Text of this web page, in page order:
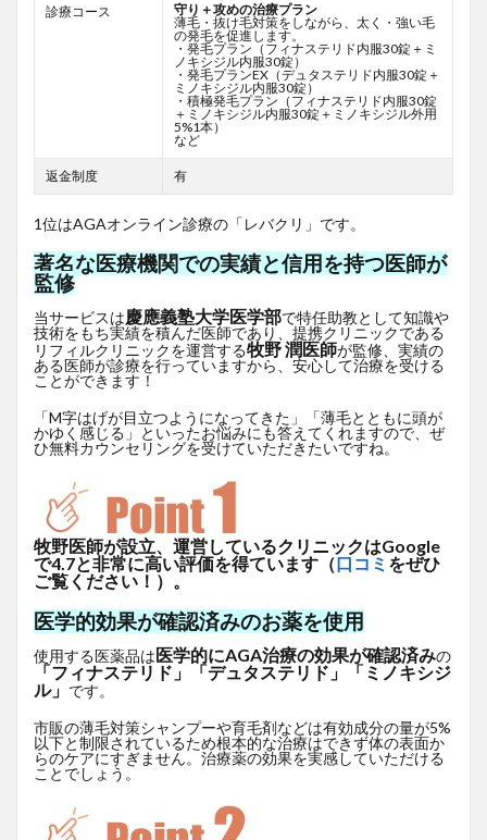
診療コース
守り＋攻めの治療プラン
薄毛・抜け毛対策をしながら、太く・強い毛
の発毛を促進します。
・発毛プラン（フィナステリド内服30錠＋ミ
ノキシジル内服30錠）
・発毛プランEX（デュタステリド内服30錠＋
ミノキシジル内服30錠）
・積極発毛プラン（フィナステリド内服30錠
＋ミノキシジル内服30錠＋ミノキシジル外用
5%1本）
など
返金制度 有
1位はAGAオンライン診療の「レバクリ」です。
著名な医療機関での実績と信用を持つ医師が
監修
当サービスは慶應義塾大学医学部で特任助教として知識や
技術をもち実績を積んだ医師であり、提携クリニックである
リフィルクリニックを運営する牧野 潤医師が監修、実績の
ある医師が診療を行っていますから、安心して治療を受ける
ことができます！
「M字はげが目立つようになってきた」「薄毛とともに頭が
かゆく感じる」といったお悩みにも答えてくれますので、ぜ
ひ無料カウンセリングを受けていただきたいですね。
牧野医師が設立、運営しているクリニックはGoogle
で4.7と非常に高い評価を得ています（口コミ をぜひ
ご覧ください！）。
医学的効果が確認済みのお薬を使用
使用する医薬品は医学的にAGA治療の効果が確認済みの
「フィナステリド」「デュタステリド」「ミノキシジ
ル」 です。
市販の薄毛対策シャンプーや育毛剤などは有効成分の量が5%
以下と制限されているため根本的な治療はできず体の表面か
らのケアにすぎません。治療薬の効果を実感していただける
ことでしょう。